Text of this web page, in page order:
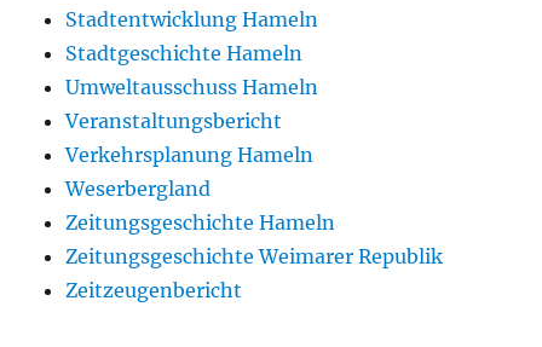
Stadtentwicklung Hameln
Stadtgeschichte Hameln
Umweltausschuss Hameln
Veranstaltungsbericht
Verkehrsplanung Hameln
Weserbergland
Zeitungsgeschichte Hameln
Zeitungsgeschichte Weimarer Republik
Zeitzeugenbericht